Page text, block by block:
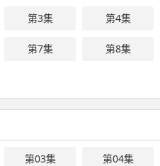
第3集 第4集
第7集 第8集
第03集 第04集